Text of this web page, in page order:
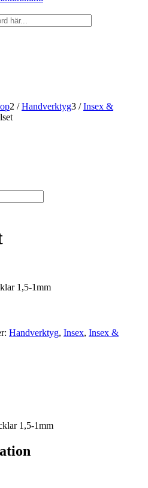
2 / Handverktyg3 / Insex &
1,5-1mm
Handverktyg, Insex, Insex &
1,5-1mm